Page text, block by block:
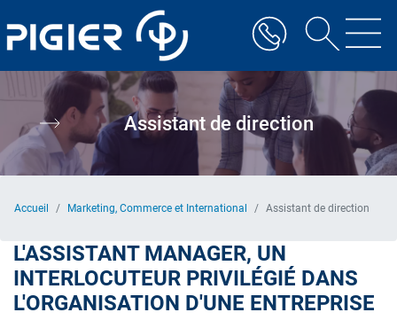
au
contenu
Assistant de direction
Accueil Marketing, Commerce et International Assistant de direction
L'ASSISTANT MANAGER, UN
INTERLOCUTEUR PRIVILÉGIÉ DANS
L'ORGANISATION D'UNE ENTREPRISE